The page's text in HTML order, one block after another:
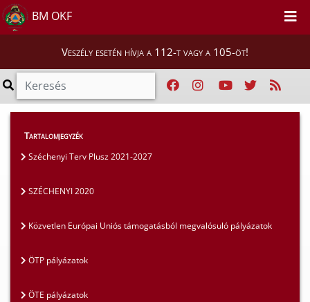
BM OKF
Veszély esetén hívja a 112-t vagy a 105-öt!
Szakmai tájékoztatók
SZÉCHENYI 2020
Tartalomjegyzék
Széchenyi Terv Plusz 2021-2027
SZÉCHENYI 2020
Közvetlen Európai Uniós támogatásból megvalósuló pályázatok
ÖTP pályázatok
ÖTE pályázatok